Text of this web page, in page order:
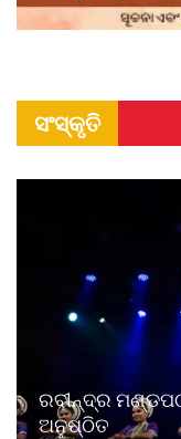
ସଂସ୍କୃତି
ରବୀନ୍ଦ୍ର
ଅନୁଷ୍ଠିତ